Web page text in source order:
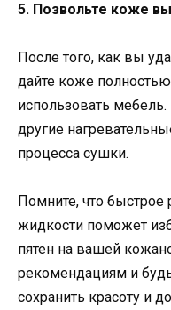
5. Позвольте коже
После того, как вы
дайте коже
использовать
другие
процесса сушки.
Помните, что быстрое
жидкости поможет
пятен на вашей
рекомендациям и
сохранить красоту и